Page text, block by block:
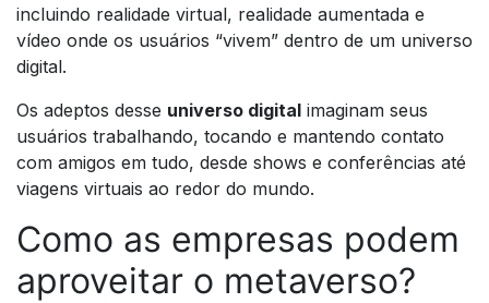
incluindo realidade virtual, realidade aumentada e
vídeo onde os usuários “vivem” dentro de um universo
digital.
Os adeptos desse universo digital imaginam seus
usuários trabalhando, tocando e mantendo contato
com amigos em tudo, desde shows e conferências até
viagens virtuais ao redor do mundo.
Como as empresas podem
aproveitar o metaverso?